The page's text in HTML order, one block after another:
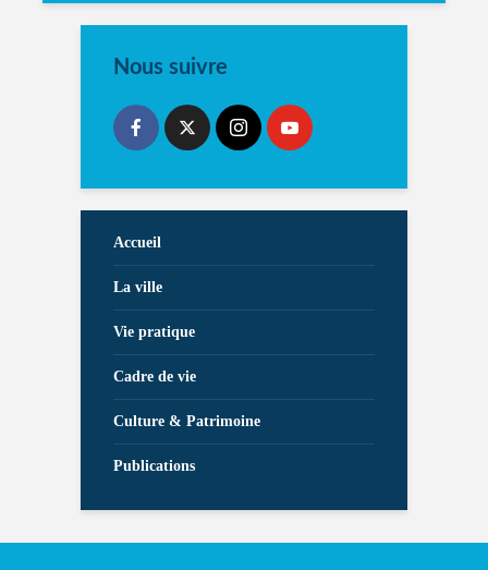
Nous suivre
Accueil
La ville
Vie pratique
Cadre de vie
Culture & Patrimoine
Publications